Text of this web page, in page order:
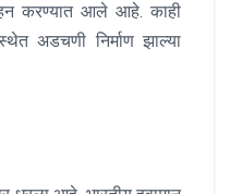
करण्यात आले आहे. काही
अडचणी निर्माण झाल्या